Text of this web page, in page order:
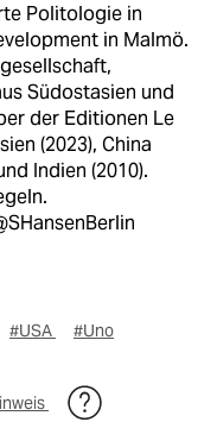
Politologie in
in Malmö.
Südostasien und
der Editionen Le
(2023), China
Indien (2010).
#USA #Uno